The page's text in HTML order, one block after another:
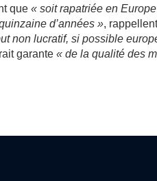
que« soit rapatriée en
d’années »,
non lucratif, si possible
garante« de la qualité des